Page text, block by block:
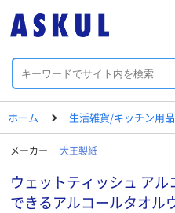
ホーム 生活雑貨/キッチン用品
メーカー 大王製紙
ウェットティッシュ ア
できるアルコールタオル